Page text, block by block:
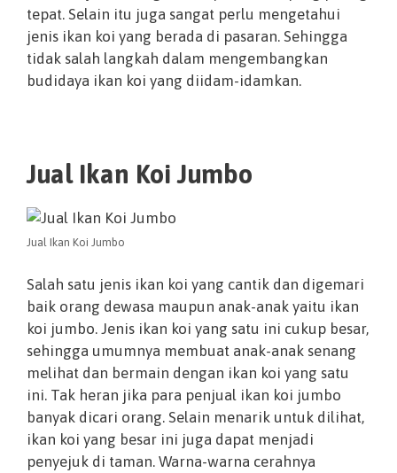
tepat. Selain itu juga sangat perlu mengetahui
jenis ikan koi yang berada di pasaran. Sehingga
tidak salah langkah dalam mengembangkan
budidaya ikan koi yang diidam-idamkan.
Jual Ikan Koi Jumbo
Jual Ikan Koi Jumbo
Salah satu jenis ikan koi yang cantik dan digemari
baik orang dewasa maupun anak-anak yaitu ikan
koi jumbo. Jenis ikan koi yang satu ini cukup besar,
sehingga umumnya membuat anak-anak senang
melihat dan bermain dengan ikan koi yang satu
ini. Tak heran jika para penjual ikan koi jumbo
banyak dicari orang. Selain menarik untuk dilihat,
ikan koi yang besar ini juga dapat menjadi
penyejuk di taman. Warna-warna cerahnya